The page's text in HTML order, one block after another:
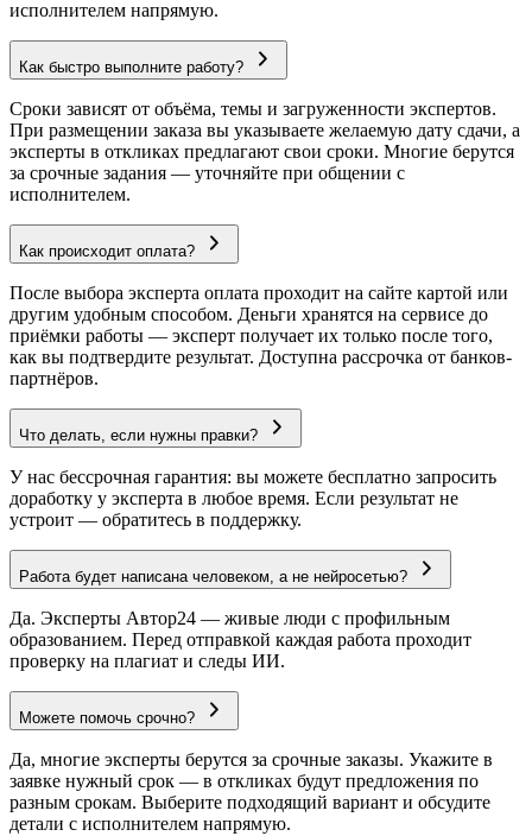
исполнителем напрямую.
Как быстро выполните работу?
Сроки зависят от объёма, темы и загруженности экспертов.
При размещении заказа вы указываете желаемую дату сдачи, а
эксперты в откликах предлагают свои сроки. Многие берутся
за срочные задания — уточняйте при общении с
исполнителем.
Как происходит оплата?
После выбора эксперта оплата проходит на сайте картой или
другим удобным способом. Деньги хранятся на сервисе до
приёмки работы — эксперт получает их только после того,
как вы подтвердите результат. Доступна рассрочка от банков-
партнёров.
Что делать, если нужны правки?
У нас бессрочная гарантия: вы можете бесплатно запросить
доработку у эксперта в любое время. Если результат не
устроит — обратитесь в поддержку.
Работа будет написана человеком, а не нейросетью?
Да. Эксперты Автор24 — живые люди с профильным
образованием. Перед отправкой каждая работа проходит
проверку на плагиат и следы ИИ.
Можете помочь срочно?
Да, многие эксперты берутся за срочные заказы. Укажите в
заявке нужный срок — в откликах будут предложения по
разным срокам. Выберите подходящий вариант и обсудите
детали с исполнителем напрямую.